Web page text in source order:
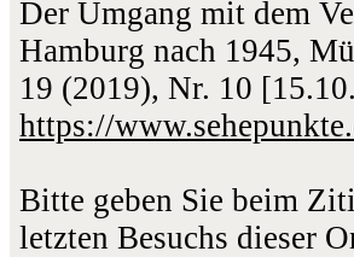
Der Umgang mit dem
Hamburg nach 1945,
19 (2019), Nr. 10
https://
Bitte geben Sie beim
letzten Besuchs dieser